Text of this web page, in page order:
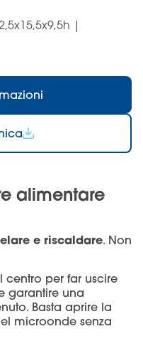
|
alimentare
e riscaldare. Non
centro per far uscire
garantire una
Basta aprire la
microonde senza